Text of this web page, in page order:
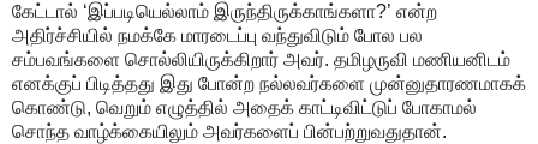
கேட்டால் ‘இப்படியெல்லாம் இருந்திருக்காங்களா?’ என்ற
அதிர்ச்சியில் நமக்கே மாரடைப்பு வந்துவிடும் போல பல
சம்பவங்களை சொல்லியிருக்கிறார் அவர். தமிழருவி மணியனிடம்
எனக்குப் பிடித்தது இது போன்ற நல்லவர்களை முன்னுதாரணமாகக்
கொண்டு, வெறும் எழுத்தில் அதைக் காட்டிவிட்டுப் போகாமல்
சொந்த வாழ்க்கையிலும் அவர்களைப் பின்பற்றுவதுதான்.